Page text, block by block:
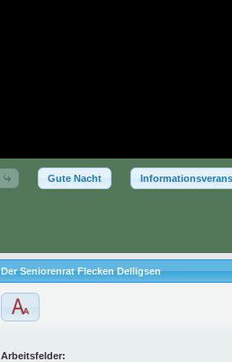
Gute Nacht
Der Seniorenrat Flecken Delligsen
Arbeitsfelder: